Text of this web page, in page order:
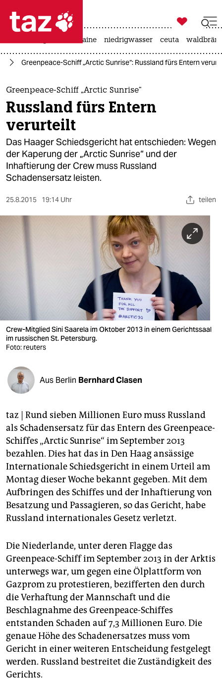
 taz zahl ich
taz zahl ich
themen
politik
öko
gesellschaft
kultur
sport
berlin
veranstaltungen
shop
fragen & hilfe
unterstützen
genossenschaft
epaper login

taz zahl ich
krieg in der ukraine niedrigwasser ceuta
Greenpeace-Schiff „Arctic Sunrise“: Russland fürs Entern
Greenpeace-Schiff „Arctic Sunrise“
Russland fürs Entern
verurteilt
Das Haager Schiedsgericht hat entschieden: Wegen
der Kaperung der „Arctic Sunrise“ und der
Inhaftierung der Crew muss Russland
Schadensersatz leisten.
25.8.2015 19:14 Uhr teilen
Crew-Mitglied Sini Saarela im Oktober 2013 in einem Gerichtssaal
im russischen St. Petersburg.
Foto: reuters
Aus Berlin Bernhard Clasen
taz | Rund sieben Millionen Euro muss Russland
als Schadensersatz für das Entern des Greenpeace-
Schiffes „Arctic Sunrise“ im September 2013
bezahlen. Dies hat das in Den Haag ansässige
Internationale Schiedsgericht in einem Urteil am
Montag dieser Woche bekannt gegeben. Mit dem
Aufbringen des Schiffes und der Inhaftierung von
Besatzung und Passagieren, so das Gericht, habe
Russland internationales Gesetz verletzt.
Die Niederlande, unter deren Flagge das
Greenpeace-Schiff im September 2013 in der Arktis
unterwegs war, um gegen eine Ölplattform von
Gazprom zu protestieren, bezifferten den durch
die Verhaftung der Mannschaft und die
Beschlagnahme des Greenpeace-Schiffes
entstanden Schaden auf 7,3 Millionen Euro. Die
genaue Höhe des Schadenersatzes muss vom
Gericht in einer weiteren Entscheidung festgelegt
werden. Russland bestreitet die Zuständigkeit des
Gerichts.